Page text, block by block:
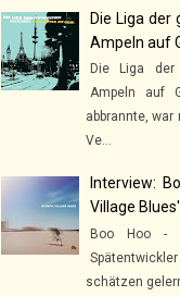
Die Liga der
Ampeln auf
Die Liga der
Ampeln auf
abbrannte,
Ve...
Interview:
Village Blues'
Boo Hoo -
schätzen